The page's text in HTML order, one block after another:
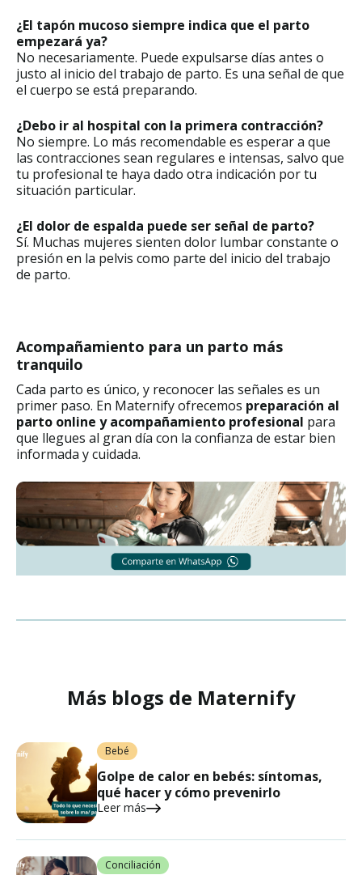
¿El tapón mucoso siempre indica que el parto
empezará ya?
No necesariamente. Puede expulsarse días antes o
justo al inicio del trabajo de parto. Es una señal de que
el cuerpo se está preparando.
¿Debo ir al hospital con la primera contracción?
No siempre. Lo más recomendable es esperar a que
las contracciones sean regulares e intensas, salvo que
tu profesional te haya dado otra indicación por tu
situación particular.
¿El dolor de espalda puede ser señal de parto?
Sí. Muchas mujeres sienten dolor lumbar constante o
presión en la pelvis como parte del inicio del trabajo
de parto.
Acompañamiento para un parto más
tranquilo
Cada parto es único, y reconocer las señales es un
primer paso. En Maternify ofrecemos preparación al
parto online y acompañamiento profesional para
que llegues al gran día con la confianza de estar bien
informada y cuidada.
Más blogs de Maternify
Bebé
Golpe de calor en bebés: síntomas,
qué hacer y cómo prevenirlo
Leer más
Conciliación